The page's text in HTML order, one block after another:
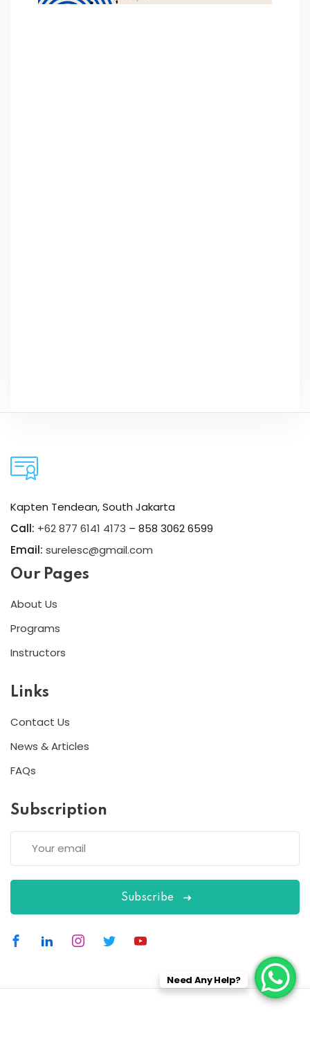
Kapten Tendean, South Jakarta
Call: +62 877 6141 4173 – 858 3062 6599
Email: surelesc@gmail.com
Our Pages
About Us
Programs
Instructors
Links
Contact Us
News & Articles
FAQs
Subscription
Subscribe
Need Any Help?